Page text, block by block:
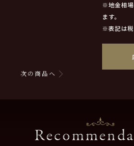
※地金相
ます。
※表記は税
次の商品へ